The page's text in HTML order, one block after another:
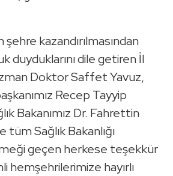
kazandırılmasından
duyduklarını dile getiren İl
Doktor Saffet Yavuz,
Recep Tayyip
Bakanımız Dr. Fahrettin
Sağlık Bakanlığı
geçen herkese teşekkür
hemşehrilerimize hayırlı